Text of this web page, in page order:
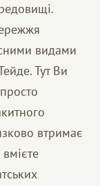
видами
Тут Ви
втримає